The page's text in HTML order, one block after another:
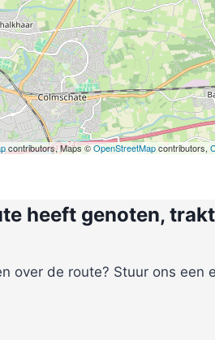
contributors, Maps ©OpenStreetMapcontributors,
heeft genoten,
over de route? Stuur ons een